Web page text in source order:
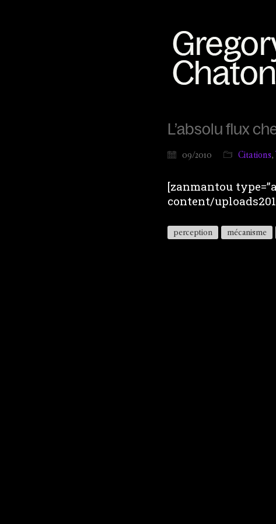
L’absolu flux
09/2010 Citations,
[zanmantou
content/
perception mécanisme